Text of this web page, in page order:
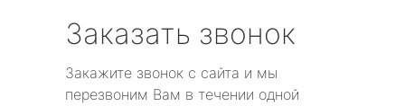
Заказать звонок
Закажите звонок с сайта и мы
перезвоним Вам в течении одной